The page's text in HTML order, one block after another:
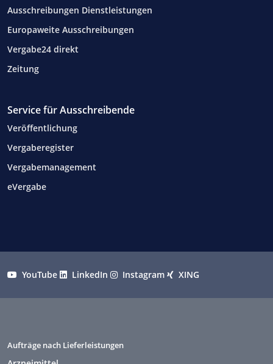
Ausschreibungen Dienstleistungen
Europaweite Ausschreibungen
Vergabe24 direkt
Zeitung
Service für Ausschreibende
Veröffentlichung
Vergaberegister
Vergabemanagement
eVergabe
YouTube LinkedIn Instagram XING
Aufträge nach Lieferleistungen